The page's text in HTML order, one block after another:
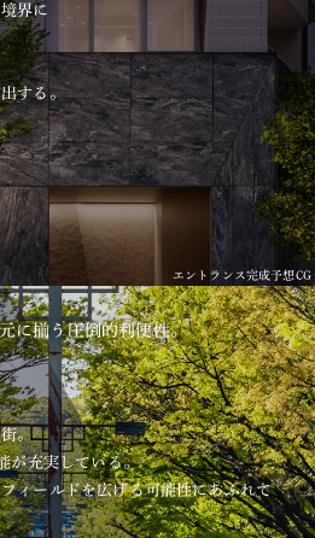
界に
する。
エントランス完成予想CG
に揃う圧倒的利便性。
。
が充実している。
ィールドを広げる可能性にあふれて